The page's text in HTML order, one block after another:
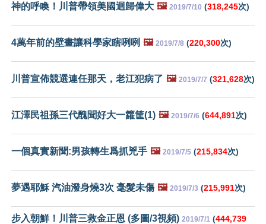
神的呼喚！川普帶領美國迴歸偉大 🖼️ 2019/7/10 (318,245次)
4萬年前的壁畫讓科學家瞎咧咧 🖼️ 2019/7/8 (220,300次)
川普宣佈競選連任那天，老江犯病了 🖼️ 2019/7/7 (321,628次)
江澤民祖孫三代醜聞好大一籮筐(1) 🖼️ 2019/7/6 (644,891次)
一個真實新聞:男孩轉生爲抓兇手 🖼️ 2019/7/5 (215,834次)
夢遇耶穌 汽油潑身燒3次 毫髮未傷 🖼️ 2019/7/3 (215,991次)
步入朝鮮！川普三救金正恩 (多圖/3視頻) 2019/7/1 (444,739